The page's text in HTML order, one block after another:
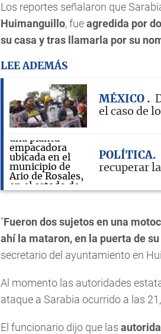
Los reportes señalaron que
Huimanguillo, fueagredida por
su casa y tras llamarla por su
LEE ADEMÁS
MÉXICO
el caso de
POLÍTICA
recuperar
"Fueron dos sujetos en una
ahí la mataron, en la puerta de su
secretario del ayuntamiento en
Al momento las autoridades
ataque a Sarabia ocurrido a las
El funcionario dijo que las